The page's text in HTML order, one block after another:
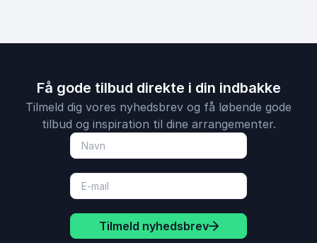
Få gode tilbud direkte i din indbakke
Tilmeld dig vores nyhedsbrev og få løbende gode
tilbud og inspiration til dine arrangementer.
Tilmeld nyhedsbrev